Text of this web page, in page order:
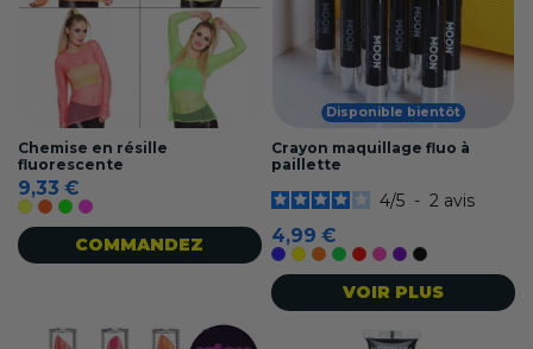
Chemise en résille
fluorescente
9,33 €
Jaune fluo
Orange fluo
Vert fluo
Rose fluo
COMMANDEZ
Disponible bientôt
Crayon maquillage fluo à
paillette
4/5 - 2 avis
4,99 €
BleuJauneOrange
VertRouge
RoseVioletNoir
VOIR PLUS